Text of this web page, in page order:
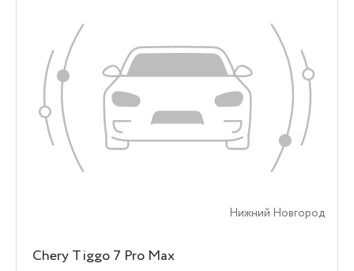
Нижний Новгород
Chery Tiggo 7 Pro Max